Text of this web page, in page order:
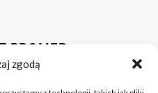
zgodą
PROMED